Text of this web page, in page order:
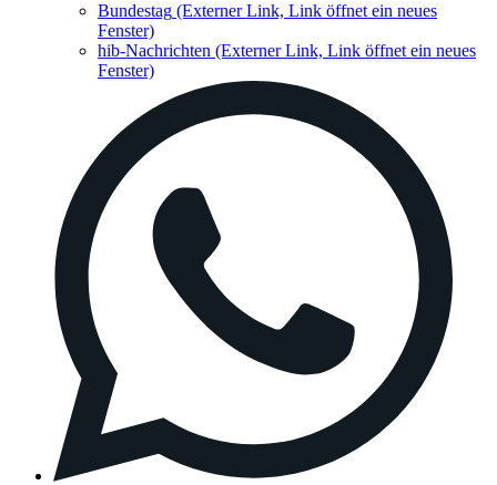
Bundestag (Externer Link, Link öffnet ein neues
Fenster)
hib-Nachrichten (Externer Link, Link öffnet ein neues
Fenster)